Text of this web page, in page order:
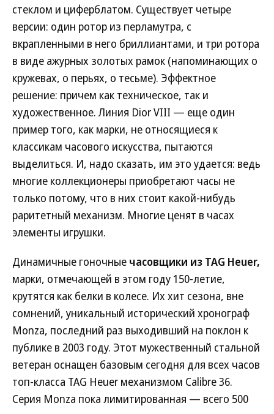
стеклом и циферблатом. Существует четыре
версии: один ротор из перламутра, с
вкрапленными в него бриллиантами, и три ротора
в виде ажурных золотых рамок (напоминающих о
кружевах, о перьях, о тесьме). Эффектное
решение: причем как техническое, так и
художественное. Линия Dior VIII — еще один
пример того, как марки, не относящиеся к
классикам часового искусства, пытаются
выделиться. И, надо сказать, им это удается: ведь
многие коллекционеры приобретают часы не
только потому, что в них стоит какой-нибудь
раритетный механизм. Многие ценят в часах
элементы игрушки.
Динамичные гоночные часовщики из TAG Heuer,
марки, отмечающей в этом году 150-летие,
крутятся как белки в колесе. Их хит сезона, вне
сомнений, уникальный исторический хронограф
Monza, последний раз выходивший на поклон к
публике в 2003 году. Этот мужественный стальной
ветеран оснащен базовым сегодня для всех часов
топ-класса TAG Heuer механизмом Calibre 36.
Серия Monza пока лимитированная — всего 500